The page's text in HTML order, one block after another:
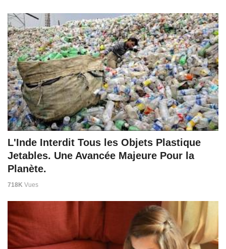
L'Inde Interdit Tous les Objets Plastique
Jetables. Une Avancée Majeure Pour la
Planète.
718K Vues